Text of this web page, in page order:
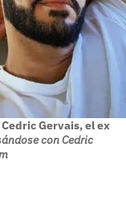
Gervais, el ex
con Cedric